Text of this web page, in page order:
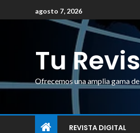
agosto 7, 2026
Tu
Ofrecemos una amplia gama
REVISTA DIGITAL